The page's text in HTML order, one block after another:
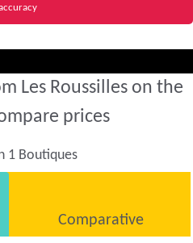
Les Roussilles on the
prices
1 Boutiques
Comparative